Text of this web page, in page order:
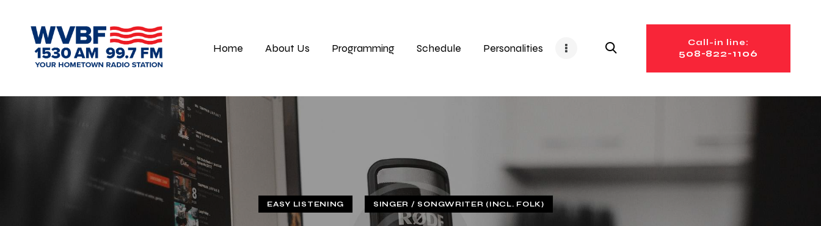
Home About Us Programming Schedule Personalities Call-in line:
508-822-1106
EASY LISTENING SINGER / SONGWRITER (INCL. FOLK)